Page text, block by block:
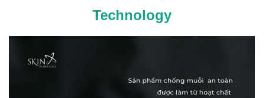
Technology